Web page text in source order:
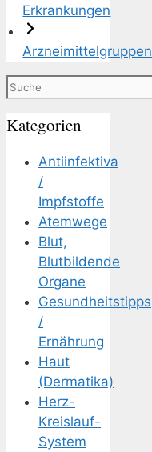
Erkrankungen
Arzneimittelgruppen
Suchen
Kategorien
Antiinfektiva
/
Impfstoffe
Atemwege
Blut,
Blutbildende
Organe
Gesundheitstipps
/
Ernährung
Haut
(Dermatika)
Herz-
Kreislauf-
System